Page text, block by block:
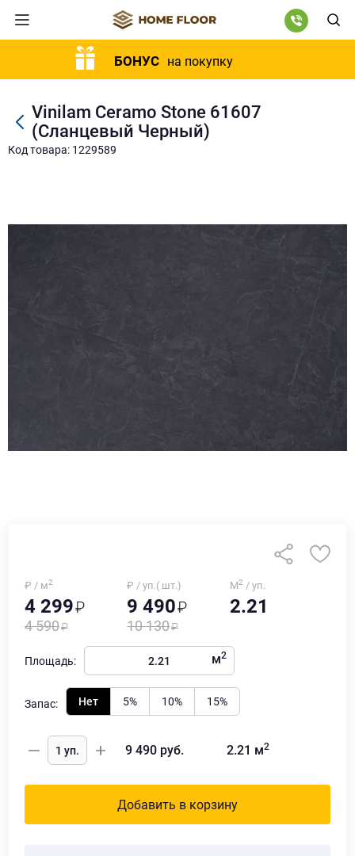
БОНУС на покупку
Vinilam Ceramo Stone 61607
(Сланцевый Черный)
Код товара: 1229589
₽ / м2
4 299
4 590
₽ / уп.( шт.)
9 490
10 130
М2 / уп.
2.21
Площадь: м2
Запас: Нет 5% 10% 15%
9 490 руб. 2.21 м2
Добавить в корзину